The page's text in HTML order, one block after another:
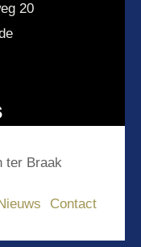
20
ter Braak
Contact